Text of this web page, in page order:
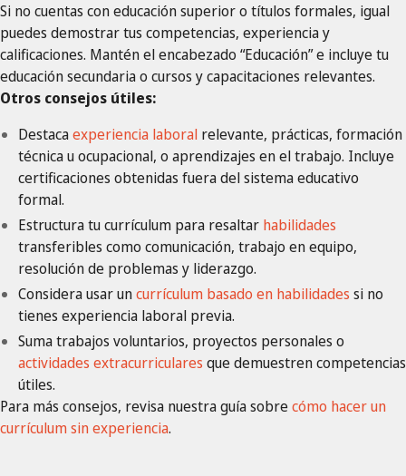
Si no cuentas con educación superior o títulos formales, igual
puedes demostrar tus competencias, experiencia y
calificaciones. Mantén el encabezado “Educación” e incluye tu
educación secundaria o cursos y capacitaciones relevantes.
Otros consejos útiles:
Destacaexperiencia laboral relevante, prácticas, formación
técnica u ocupacional, o aprendizajes en el trabajo. Incluye
certificaciones obtenidas fuera del sistema educativo
formal.
Estructura tu currículum para resaltar habilidades
transferibles como comunicación, trabajo en equipo,
resolución de problemas y liderazgo.
Considera usar uncurrículum basado en habilidades si no
tienes experiencia laboral previa.
Suma trabajos voluntarios, proyectos personales o
actividades extracurriculares que demuestren competencias
útiles.
Para más consejos, revisa nuestra guía sobrecómo hacer un
currículum sin experiencia.